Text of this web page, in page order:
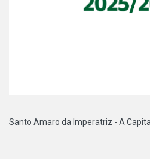
Santo Amaro da Imperatriz - A